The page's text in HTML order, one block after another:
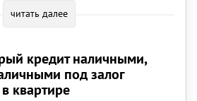
читать далее
кредит наличными,
под залог
квартире